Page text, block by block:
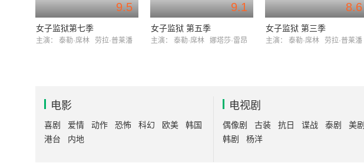
9.5
女子监狱第七季
主演： 泰勒·席林 劳拉·普莱潘
9.1
女子监狱 第五季
主演： 泰勒·席林 娜塔莎·雷昂
8.6
女子监狱 第三季
主演： 泰勒·席林 劳拉·普莱潘
电影
喜剧 爱情 动作 恐怖 科幻 欧美
韩国
港台
内地
电视剧
偶像剧 古装 抗日 谍战 泰剧
美剧
韩剧
杨洋